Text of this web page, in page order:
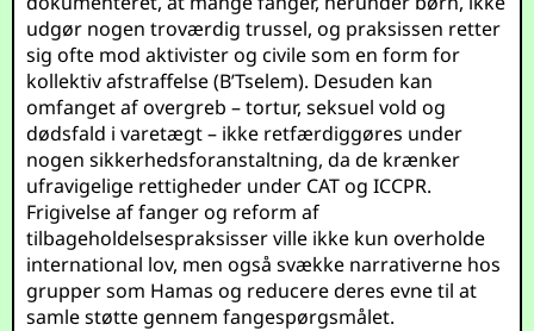
udgør nogen troværdig trussel, og praksissen retter
sig ofte mod aktivister og civile som en form for
kollektiv afstraffelse (B’Tselem). Desuden kan
omfanget af overgreb – tortur, seksuel vold og
dødsfald i varetægt – ikke retfærdiggøres under
nogen sikkerhedsforanstaltning, da de krænker
ufravigelige rettigheder under CAT og ICCPR.
Frigivelse af fanger og reform af
tilbageholdelsespraksisser ville ikke kun overholde
international lov, men også svække narrativerne hos
grupper som Hamas og reducere deres evne til at
samle støtte gennem fangespørgsmålet.